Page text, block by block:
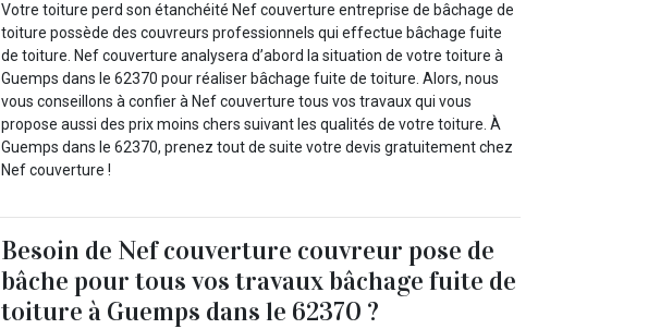
Votre toiture perd son étanchéité Nef couverture entreprise de bâchage de
toiture possède des couvreurs professionnels qui effectue bâchage fuite
de toiture. Nef couverture analysera d’abord la situation de votre toiture à
Guemps dans le 62370 pour réaliser bâchage fuite de toiture. Alors, nous
vous conseillons à confier à Nef couverture tous vos travaux qui vous
propose aussi des prix moins chers suivant les qualités de votre toiture. À
Guemps dans le 62370, prenez tout de suite votre devis gratuitement chez
Nef couverture !
Besoin de Nef couverture couvreur pose de
bâche pour tous vos travaux bâchage fuite de
toiture à Guemps dans le 62370 ?